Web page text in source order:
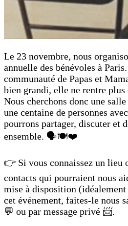
Le 23 novembre, nous
annuelle des bénévoles à
communauté de Papas et
bien grandi, elle ne rentre
Nous cherchons donc une
une centaine de personnes
pourrons partager, discuter et
ensemble. 🗣️🍽️❤️
👉 Si vous connaissez un lieu
contacts qui pourraient nous
mise à disposition
cet événement, faites-le nous
💬 ou par message privé 📨.